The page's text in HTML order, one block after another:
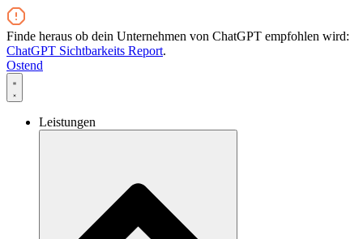
Zum
Inhalt
wechseln
Finde heraus ob dein Unternehmen von ChatGPT empfohlen wird:
ChatGPT Sichtbarkeits Report.
Ostend
Leistungen